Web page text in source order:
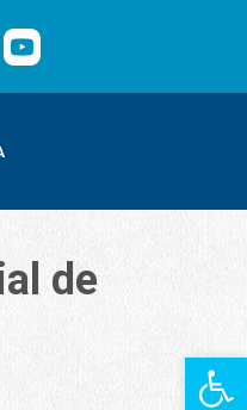
Barra de
de